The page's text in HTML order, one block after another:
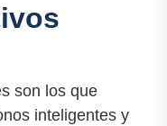
son los que
inteligentes y